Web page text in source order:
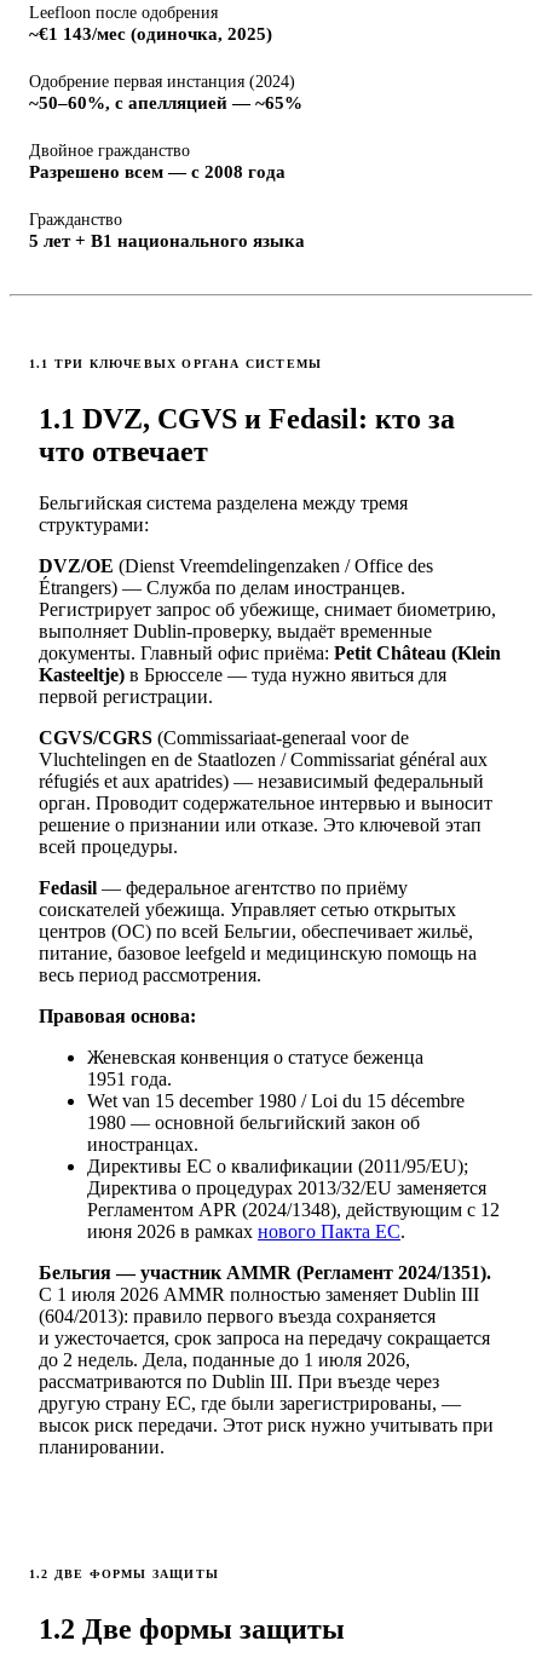
Leefloon после одобрения
~€1 143/мес (одиночка, 2025)
Одобрение первая инстанция (2024)
~50–60%, с апелляцией — ~65%
Двойное гражданство
Разрешено всем — с 2008 года
Гражданство
5 лет + B1 национального языка
1.1 ТРИ КЛЮЧЕВЫХ ОРГАНА СИСТЕМЫ
1.1 DVZ, CGVS и Fedasil: кто за
что отвечает
Бельгийская система разделена между тремя
структурами:
DVZ/OE (Dienst Vreemdelingenzaken / Office des
Étrangers) — Служба по делам иностранцев.
Регистрирует запрос об убежище, снимает биометрию,
выполняет Dublin-проверку, выдаёт временные
документы. Главный офис приёма: Petit Château (Klein
Kasteeltje) в Брюсселе — туда нужно явиться для
первой регистрации.
CGVS/CGRS (Commissariaat-generaal voor de
Vluchtelingen en de Staatlozen / Commissariat général aux
réfugiés et aux apatrides) — независимый федеральный
орган. Проводит содержательное интервью и выносит
решение о признании или отказе. Это ключевой этап
всей процедуры.
Fedasil — федеральное агентство по приёму
соискателей убежища. Управляет сетью открытых
центров (OC) по всей Бельгии, обеспечивает жильё,
питание, базовое leefgeld и медицинскую помощь на
весь период рассмотрения.
Правовая основа:
Женевская конвенция о статусе беженца
1951 года.
Wet van 15 december 1980 / Loi du 15 décembre
1980 — основной бельгийский закон об
иностранцах.
Директивы ЕС о квалификации (2011/95/EU);
Директива о процедурах 2013/32/EU заменяется
Регламентом APR (2024/1348), действующим с 12
июня 2026 в рамках нового Пакта ЕС.
Бельгия — участник AMMR (Регламент 2024/1351).
С 1 июля 2026 AMMR полностью заменяет Dublin III
(604/2013): правило первого въезда сохраняется
и ужесточается, срок запроса на передачу сокращается
до 2 недель. Дела, поданные до 1 июля 2026,
рассматриваются по Dublin III. При въезде через
другую страну ЕС, где были зарегистрированы, —
высок риск передачи. Этот риск нужно учитывать при
планировании.
1.2 ДВЕ ФОРМЫ ЗАЩИТЫ
1.2 Две формы защиты